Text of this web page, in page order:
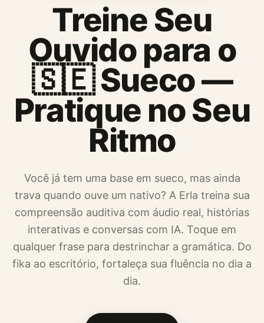
Treine Seu
Ouvido para o
🇸🇪 Sueco —
Pratique no Seu
Ritmo
Você já tem uma base em sueco, mas ainda
trava quando ouve um nativo? A Erla treina sua
compreensão auditiva com áudio real, histórias
interativas e conversas com IA. Toque em
qualquer frase para destrinchar a gramática. Do
fika ao escritório, fortaleça sua fluência no dia a
dia.